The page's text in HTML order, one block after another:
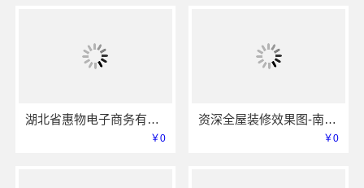
湖北省惠物电子商务有限公司：畅销生鲜食品软件功能全解析
￥0
资深全屋装修效果图-南通宏域全宅装饰建材有限公司
￥0